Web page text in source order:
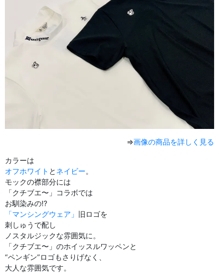
⇒画像の商品を詳しく見る
カラーは
オフホワイト と ネイビー。
モックの襟部分には
「クチブエ〜」コラボでは
お馴染みの⁉︎
「マンシングウェア」 旧ロゴを
刺しゅうで配し
ノスタルジックな雰囲気に。
「クチブエ〜」のホイッスルワッペンと
“ペンギン”ロゴもさりげなく、
大人な雰囲気です。